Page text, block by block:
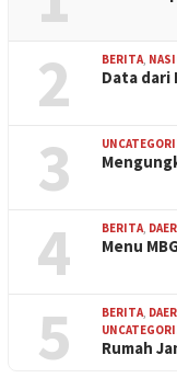
2 BERITA,
Data dari
3
4 BERITA,
Menu
5 BERITA,
Rumah